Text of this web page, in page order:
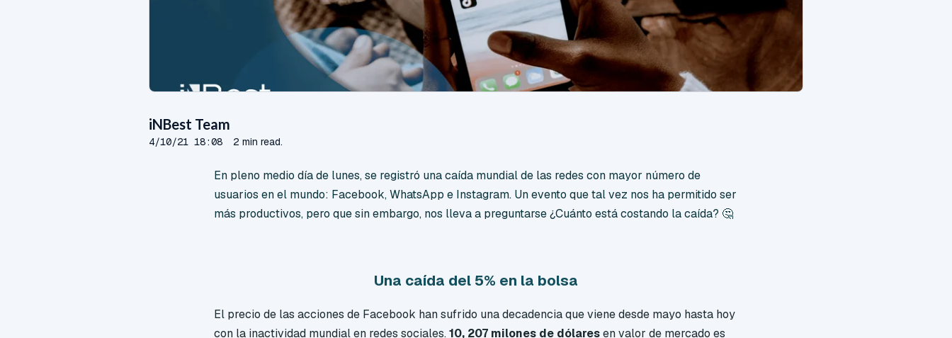
iNBest Team
4/10/21 18:08 2 min read.
En pleno medio día de lunes, se registró una caída mundial de las redes con mayor número de
usuarios en el mundo: Facebook, WhatsApp e Instagram. Un evento que tal vez nos ha permitido ser
más productivos, pero que sin embargo, nos lleva a preguntarse¿Cuánto está costando la caída? 🤔
Una caída del 5% en la bolsa
El precio de las acciones de Facebook han sufrido una decadencia que viene desde mayo hasta hoy
con la inactividad mundial en redes sociales.10, 207 milones de dólaresen valor de mercado es